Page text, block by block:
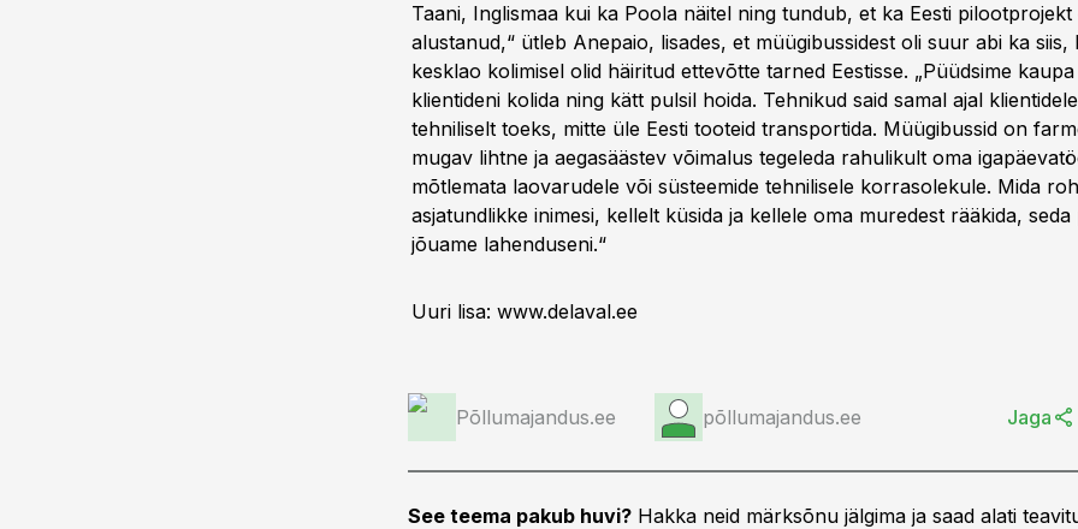
Taani, Inglismaa kui ka Poola näitel ning tundub, et ka Eesti
alustanud,“ ütleb Anepaio, lisades, et müügibussidest oli suur abi ka siis,
kesklao kolimisel olid häiritud ettevõtte tarned Eestisse. „Püüdsime
klientideni kolida ning kätt pulsil hoida. Tehnikud said samal ajal
tehniliselt toeks, mitte üle Eesti tooteid transportida. Müügibussid on
mugav lihtne ja aegasäästev võimalus tegeleda rahulikult oma
mõtlemata laovarudele või süsteemide tehnilisele korrasolekule. Mida
asjatundlikke inimesi, kellelt küsida ja kellele oma muredest rääkida, seda
jõuame lahenduseni.“
Uuri lisa: www.delaval.ee
Põllumajandus.ee põllumajandus.ee Jaga
See teema pakub huvi? Hakka neid märksõnu jälgima ja saad alati